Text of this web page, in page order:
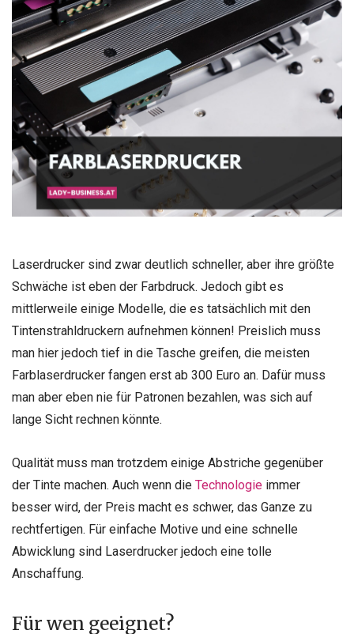
Laserdrucker sind zwar deutlich schneller, aber ihre größte
Schwäche ist eben der Farbdruck. Jedoch gibt es
mittlerweile einige Modelle, die es tatsächlich mit den
Tintenstrahldruckern aufnehmen können! Preislich muss
man hier jedoch tief in die Tasche greifen, die meisten
Farblaserdrucker fangen erst ab 300 Euro an. Dafür muss
man aber eben nie für Patronen bezahlen, was sich auf
lange Sicht rechnen könnte.
Qualität muss man trotzdem einige Abstriche gegenüber
der Tinte machen. Auch wenn die Technologie immer
besser wird, der Preis macht es schwer, das Ganze zu
rechtfertigen. Für einfache Motive und eine schnelle
Abwicklung sind Laserdrucker jedoch eine tolle
Anschaffung.
Für wen geeignet?